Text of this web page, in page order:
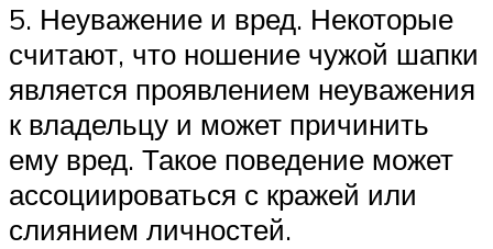
5. Неуважение и вред. Некоторые
считают, что ношение чужой шапки
является проявлением неуважения
к владельцу и может причинить
ему вред. Такое поведение может
ассоциироваться с кражей или
слиянием личностей.